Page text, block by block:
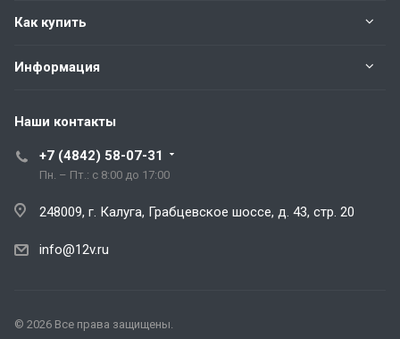
Как купить
Информация
Наши контакты
+7 (4842) 58-07-31
Пн. – Пт.: с 8:00 до 17:00
248009, г. Калуга, Грабцевское шоссе, д. 43, стр. 20
info@12v.ru
© 2026 Все права защищены.